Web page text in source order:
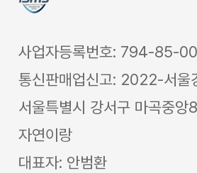
사업자등록번호: 794-85-
통신판매업신고: 2022-서울
서울특별시 강서구 마곡중
자연이랑
대표자: 안범환